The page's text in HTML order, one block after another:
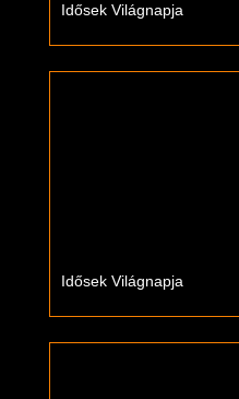
Idősek Világnapja
Idősek Világnapja